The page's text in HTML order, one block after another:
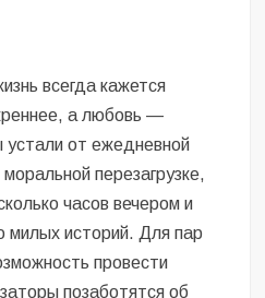
не дестабілізувати ситуацію
всегда кажется
а любовь —
устали от ежедневной
перезагрузке,
часов вечером и
милых историй. Для пар
провести
позаботятся об